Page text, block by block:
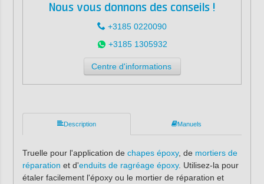
Nous vous donnons des conseils !
+3185 0220090
+3185 1305932
Centre d'informations
Description Manuels
Truelle pour l'application de chapes époxy, de mortiers de
réparation et d'enduits de ragréage époxy. Utilisez-la pour
étaler facilement l'époxy ou le mortier de réparation et